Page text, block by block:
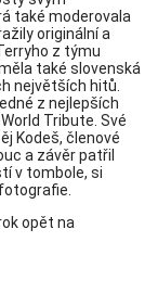
také moderovala
originální a
z týmu
také slovenská
největších hitů.
z nejlepších
Tribute. Své
Kodeš, členové
a závěr patřil
v tombole, si
opět na